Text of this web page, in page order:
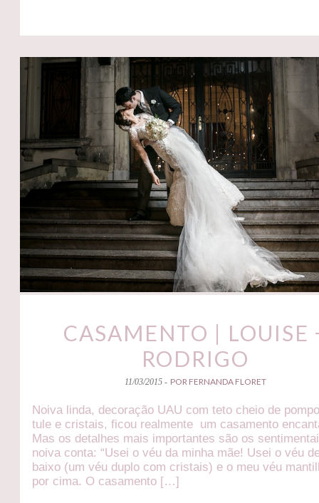
CASAMENTO | LOUISE
RODRIGO
11/03/2015 - POR FERNANDA FLORET
Noiva linda, decoração UAU com teto cheio de
tule e cristais, ficou realmente um casamento
Mas os detalhes mais importantes são os
noiva conta: “Usei o véu da minha mãe! Usei o véu
baixo (um véu duplo com cristais) e o meu véu
por cima. O casamento […]